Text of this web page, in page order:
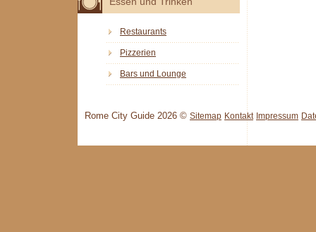
Restaurants
Pizzerien
Bars und Lounge
Rome City Guide 2026 © Sitemap Kontakt Impressum